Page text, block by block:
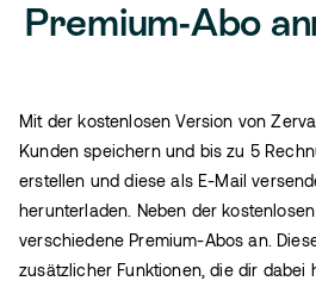
Premium-Abo
Mit der kostenlosen Version von
Kunden speichern und bis zu 5
erstellen und diese als E-Mail
herunterladen. Neben der
verschiedene Premium-Abos an.
zusätzlicher Funktionen, die dir dabei